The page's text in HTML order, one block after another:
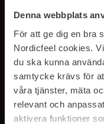
Denna webbplats
För att ge dig en bra
Nordicfeel cookies.
du ska kunna
samtycke krävs för
våra tjänster, mäta
relevant och
aktivera funktioner
E-postadress
Genom att prenumerera